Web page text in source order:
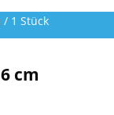
1 Stück
cm